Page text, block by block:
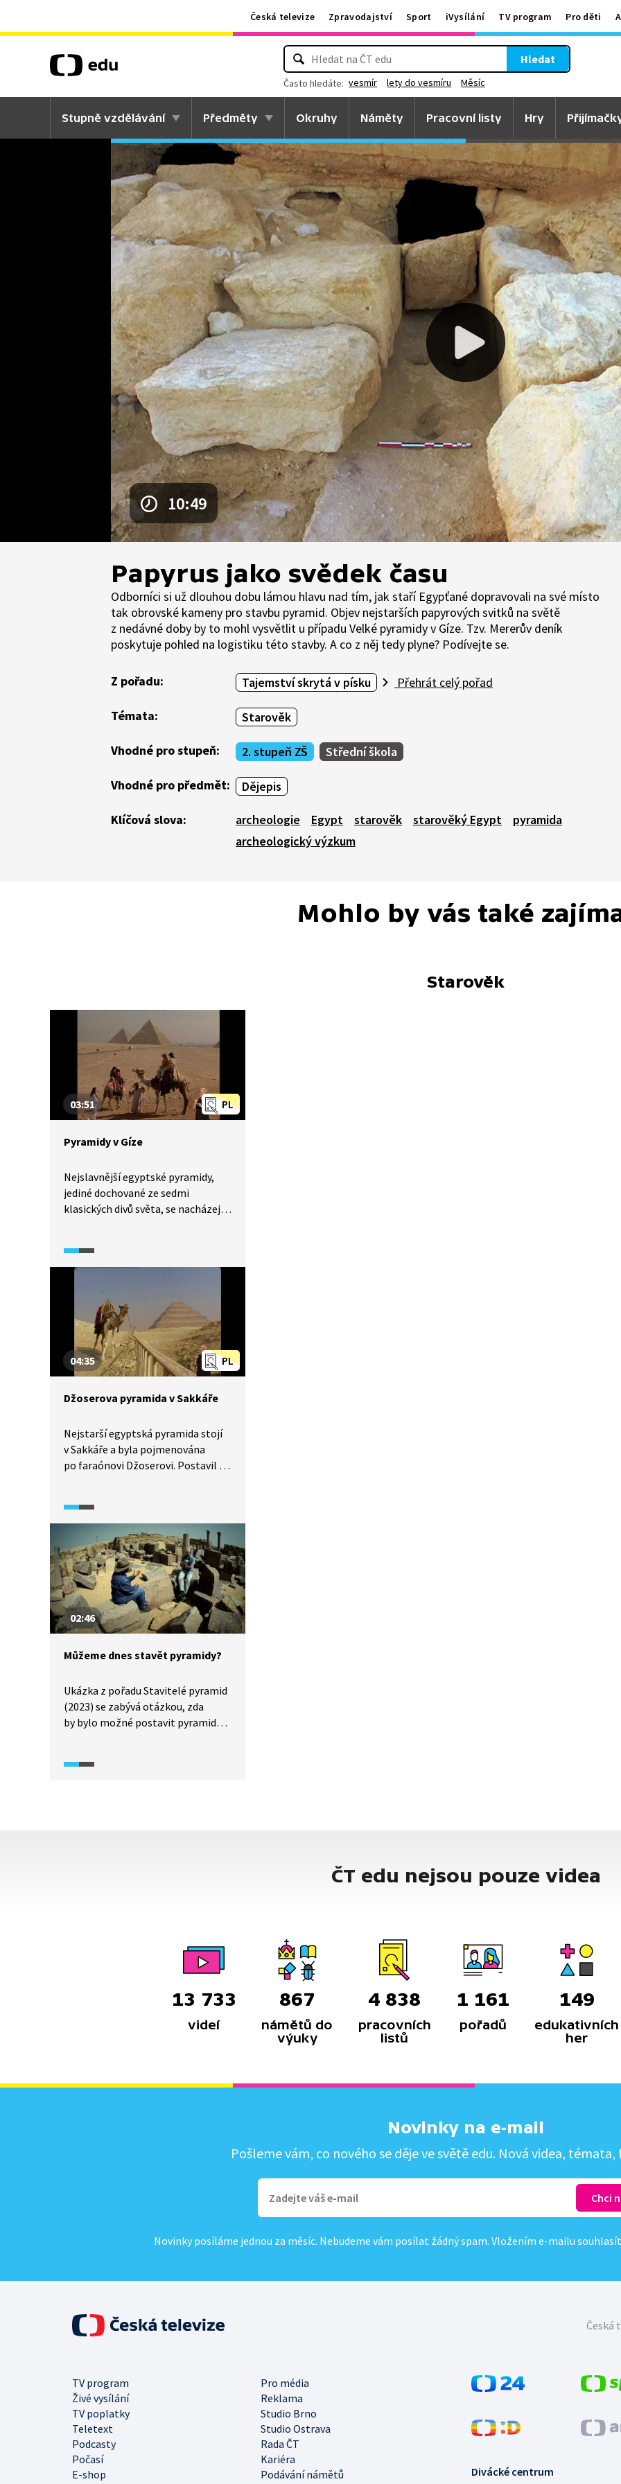
Česká televize Zpravodajství Sport iVysílání TV program Pro děti
Hledat
Často hledáte: vesmír lety do vesmíru Měsíc
Stupně vzdělávání Předměty Okruhy Náměty Pracovní listy Hry
10:49
Papyrus jako svědek času
Odborníci si už dlouhou dobu lámou hlavu nad tím, jak staří Egypťané dopravovali na své místo
tak obrovské kameny pro stavbu pyramid. Objev nejstarších papyrových svitků na světě
z nedávné doby by to mohl vysvětlit u případu Velké pyramidy v Gíze. Tzv. Mererův deník
poskytuje pohled na logistiku této stavby. A co z něj tedy plyne? Podívejte se.
Z pořadu: Tajemství skrytá v písku Přehrát celý pořad
Témata: Starověk
Vhodné pro stupeň: 2. stupeň ZŠ Střední škola
Vhodné pro předmět: Dějepis
Klíčová slova: archeologie Egypt starověk starověký Egypt
pyramida
archeologický výzkum
Mohlo by vás také
Starověk
PL
03:51
Pyramidy v Gíze
Nejslavnější egyptské pyramidy,
jediné dochované ze sedmi
klasických divů světa, se nacházejí
pyramida neboli Chufuova
(Cheopsova) pyramida. Jejím
archeologů a byla zdrojem různých
teorií o svém vzniku. Kvůli
neuvěřitelnému množství turistů
bude tato oblast možná
v budoucnu uzavřena. Pojďte se
PL
04:35
Džoserova pyramida v Sakkáře
Nejstarší egyptská pyramida stojí
v Sakkáře a byla pojmenována
po faraónovi Džoserovi. Postavil ji
stavební materiál, kámen. Původně
zde již stála jednoduchá stavba,
takzvaná mastaba, a Imhotep ji
zvýšil postupně o pět stupňů. A tak
poprvé dostala královská hrobka
tvar pyramidy. Podívejte se, jak celý
komplex vypadá.
02:46
Můžeme dnes stavět pyramidy?
Ukázka z pořadu Stavitelé pyramid
(2023) se zabývá otázkou, zda
by bylo možné postavit pyramidy
podmínky byly nutné pro jejich
ČT edu nejsou pouze videa
13 733
videí
867
námětů do
výuky
4 838
pracovních
listů
1 161
pořadů
149
edukativních
her
Novinky na e-mail
Pošleme vám, co nového se děje ve světě edu. Nová videa, témata,
Novinky posíláme jednou za měsíc. Nebudeme vám posílat žádný spam. Vložením e-mailu